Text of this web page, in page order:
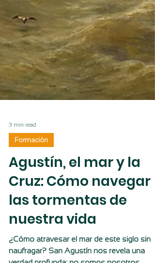
3 min read
Formación
Agustín, el mar y la
Cruz: Cómo navegar
las tormentas de
nuestra vida
¿Cómo atravesar el mar de este siglo sin